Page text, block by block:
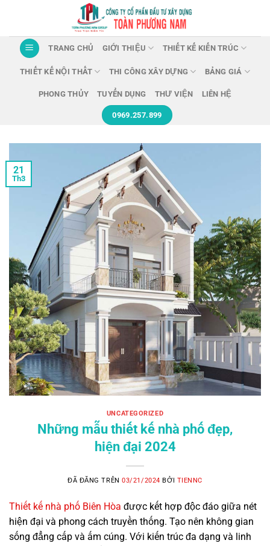
nội
dung
TRANG CHỦ GIỚI THIỆU THIẾT KẾ KIẾN TRÚC
THIẾT KẾ NỘI THẤT THI CÔNG XÂY DỰNG BẢNG GIÁ
PHONG THỦY TUYỂN DỤNG THƯ VIỆN LIÊN HỆ
0969.257.899
21
Th3
UNCATEGORIZED
Những mẫu thiết kế nhà phố đẹp,
hiện đại 2024
ĐÃ ĐĂNG TRÊN03/21/2024 BỞI TIENNC
Thiết kế nhà phố Biên Hòa được kết hợp độc đáo giữa nét
hiện đại và phong cách truyền thống. Tạo nên không gian
sống đẳng cấp và ấm cúng. Với kiến trúc đa dạng và linh